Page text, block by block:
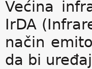
Većina
IrDA
način
da bi